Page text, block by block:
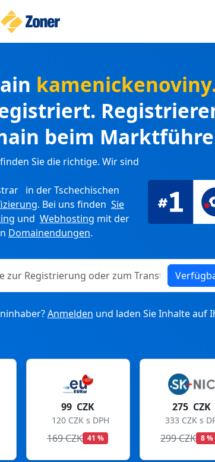
beim
finden Sie die richtige. Wir sind
in der Tschechischen
. Bei uns finden Sie
und Webhosting mit der
Domainendungen.
Registrierung oder zum Transfer
Anmelden und laden Sie Inhalte auf
275 CZK
333 CZK s DPH
299 CZK 8 %
199 CZK
241 CZK s
535 CZK 63 %